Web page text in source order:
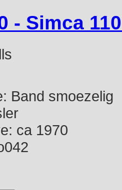
- Simca
Band smoezelig
ca 1970